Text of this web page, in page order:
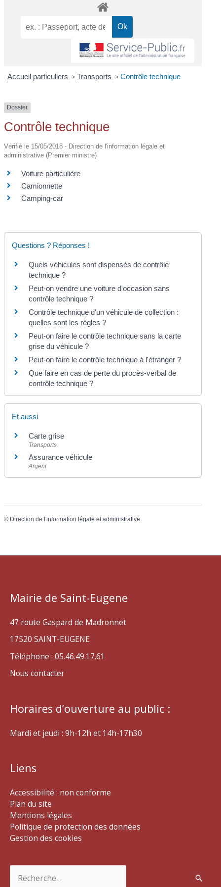
Accueil particuliers > Transports > Contrôle technique
Dossier
Contrôle technique
Vérifié le 15/05/2018 - Direction de l'information légale et
administrative (Premier ministre)
Voiture particulière
Camionnette
Camping-car
Questions ? Réponses !
Quels véhicules sont dispensés de contrôle
technique ?
Peut-on vendre une voiture d'occasion sans
contrôle technique ?
Contrôle technique d'un véhicule de collection :
quelles sont les règles ?
Peut-on faire le contrôle technique sans la carte
grise du véhicule ?
Peut-on faire le contrôle technique à l'étranger ?
Que faire en cas de perte du procès-verbal de
contrôle technique ?
Et aussi
Carte grise
Transports
Assurance véhicule
Argent
© Direction de l'information légale et administrative
Mairie de Saint-Eugene
47 route Gaspard de Madronnet
17520 SAINT-EUGENE
Téléphone : 05.46.49.17.61
Nous contacter
Horaires d’ouverture au public :
Mardi et jeudi : 9h-12h et 14h-17h30
Liens
Accessibilité : non conforme
Plan du site
Mentions légales
Politique de protection des données
Gestion des cookies